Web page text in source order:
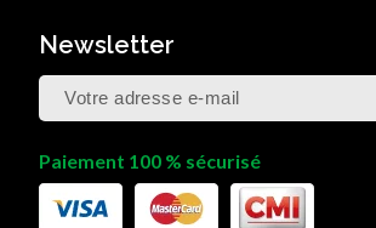
Newsletter
Paiement 100 % sécurisé